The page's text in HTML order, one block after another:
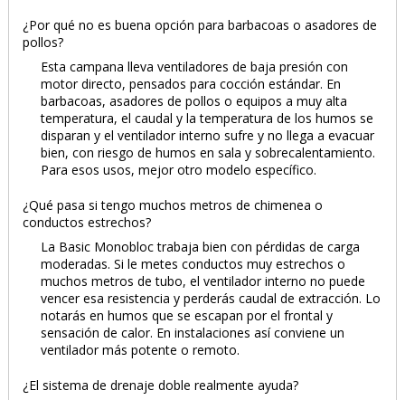
¿Por qué no es buena opción para barbacoas o asadores de
pollos?
Esta campana lleva ventiladores de baja presión con
motor directo, pensados para cocción estándar. En
barbacoas, asadores de pollos o equipos a muy alta
temperatura, el caudal y la temperatura de los humos se
disparan y el ventilador interno sufre y no llega a evacuar
bien, con riesgo de humos en sala y sobrecalentamiento.
Para esos usos, mejor otro modelo específico.
¿Qué pasa si tengo muchos metros de chimenea o
conductos estrechos?
La Basic Monobloc trabaja bien con pérdidas de carga
moderadas. Si le metes conductos muy estrechos o
muchos metros de tubo, el ventilador interno no puede
vencer esa resistencia y perderás caudal de extracción. Lo
notarás en humos que se escapan por el frontal y
sensación de calor. En instalaciones así conviene un
ventilador más potente o remoto.
¿El sistema de drenaje doble realmente ayuda?